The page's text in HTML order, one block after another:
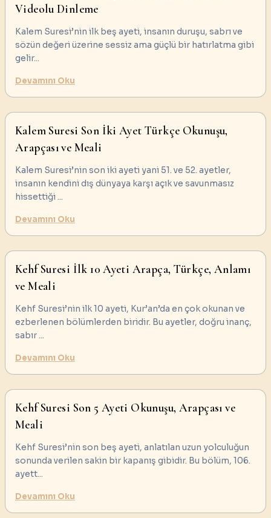
Videolu Dinleme
Kalem Suresi’nin ilk beş ayeti, insanın duruşu, sabrı ve
sözün değeri üzerine sessiz ama güçlü bir hatırlatma gibi
gelir...
Devamını Oku
Kalem Suresi Son İki Ayet Türkçe Okunuşu,
Arapçası ve Meali
Kalem Suresi’nin son iki ayeti yani 51. ve 52. ayetler,
insanın kendini dış dünyaya karşı açık ve savunmasız
hissettiği...
Devamını Oku
Kehf Suresi İlk 10 Ayeti Arapça, Türkçe, Anlamı
ve Meali
Kehf Suresi’nin ilk 10 ayeti, Kur’an’da en çok okunan ve
ezberlenen bölümlerden biridir. Bu ayetler, doğru inanç,
sabır...
Devamını Oku
Kehf Suresi Son 5 Ayeti Okunuşu, Arapçası ve
Meali
Kehf Suresi’nin son beş ayeti, anlatılan uzun yolculuğun
sonunda verilen sakin bir kapanış gibidir. Bu bölüm, 106.
ayett...
Devamını Oku